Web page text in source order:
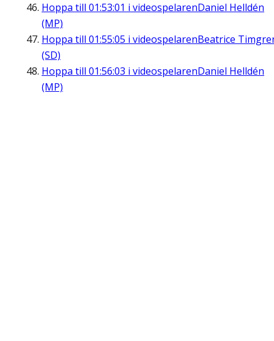
Hoppa till 01:53:01 i videospelarenDaniel Helldén
(MP)
Hoppa till 01:55:05 i videospelarenBeatrice
(SD)
Hoppa till 01:56:03 i videospelarenDaniel Helldén
(MP)